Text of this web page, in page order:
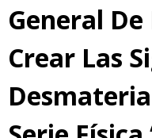
General
Crear Las